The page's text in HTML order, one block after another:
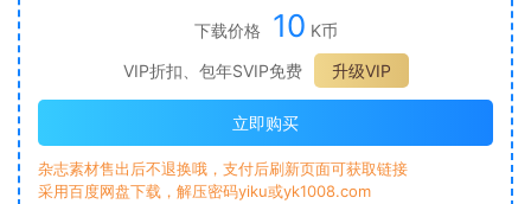
下载价格 10 K币
VIP折扣、包年SVIP免费
升级VIP
立即购买
杂志素材售出后不退换哦，支付后刷新页面可获取链接
采用百度网盘下载，解压密码yiku或yk1008.com